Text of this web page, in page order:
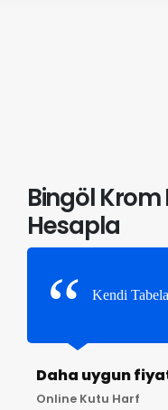
Bingöl
Hesapla
Kendi
Daha uygun
Online Kutu Harf